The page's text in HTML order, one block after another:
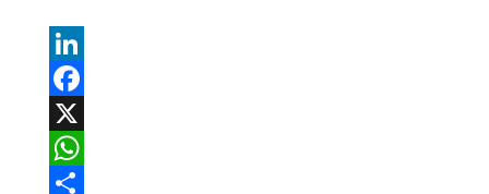
L
n
k
a
c
X
W